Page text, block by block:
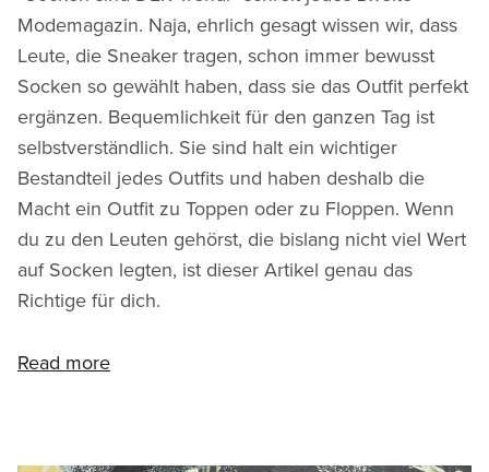
Modemagazin. Naja, ehrlich gesagt wissen wir, dass
Leute, die Sneaker tragen, schon immer bewusst
Socken so gewählt haben, dass sie das Outfit perfekt
ergänzen. Bequemlichkeit für den ganzen Tag ist
selbstverständlich. Sie sind halt ein wichtiger
Bestandteil jedes Outfits und haben deshalb die
Macht ein Outfit zu Toppen oder zu Floppen. Wenn
du zu den Leuten gehörst, die bislang nicht viel Wert
auf Socken legten, ist dieser Artikel genau das
Richtige für dich.
Read more